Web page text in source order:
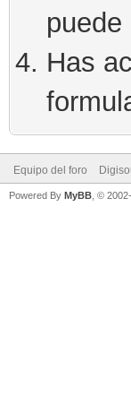
Has
Equipo del foro
Powered By MyBB , ©